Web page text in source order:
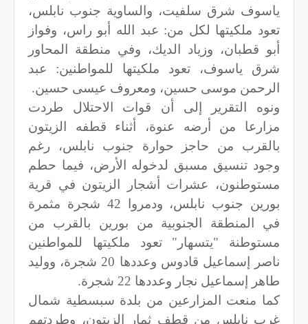
ياسوف شرق سلفيت، والساوية جنوب نابلس،
تعود ملكيتها لكل من: عبد الله أبو راس، وفواز
أبو قطبان، وزياد الديك، وفي منطقة المحاور
شرق ياسوف، تعود ملكيتها للمواطنين: عبد
الرحمن موسى حسين، ومعروف عيسى حسين.
ونوه التقرير إلى أن قوات الاحتلال طردت
مزارعا من أرضه عنوة، أثناء قطفه الزيتون
بالقرب من حاجز حوارة جنوب نابلس، رغم
وجود تنسيق مسبق لدخوله الأرض، فيما حطم
مستوطنون، عشرات أشجار الزيتون في قرية
بورين جنوب نابلس، ودمروا 42 شجرة مثمرة
في المنطقة الجنوبية من بورين بالقرب من
مستوطنة "يتسهار" تعود ملكيتها للمواطنين
ناصر إسماعيل قادوس وعددها 20 شجرة، ووليد
طاهر إسماعيل نجار وعددها 22 شجرة.
كما منعت المزارعين من بلدة سبسطية شمال
غرب نابلس من قطف ثمار الزيتون، وطردتهم